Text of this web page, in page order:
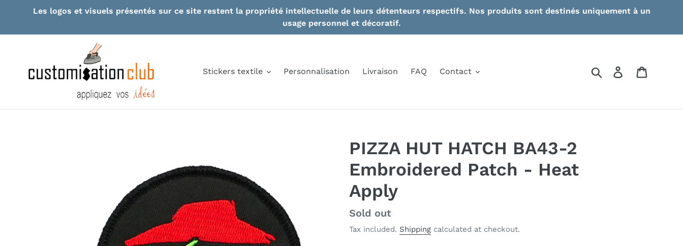
Les logos et visuels présentés sur ce site restent la propriété intellectuelle de leurs détenteurs respectifs. Nos produits sont destinés uniquement à un
usage personnel et décoratif.
Stickers textile Personnalisation Livraison FAQ Contact Search Log in
PIZZA HUT HATCH BA43-2
Embroidered Patch - Heat
Apply
Regular
price
Sold out
Tax included. Shipping calculated at checkout.